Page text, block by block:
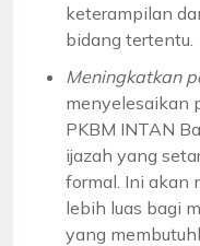
keterampilan
bidang tertentu.
Meningkatkan
menyelesaikan
PKBM INTAN
ijazah yang
formal. Ini akan
lebih luas bagi
yang